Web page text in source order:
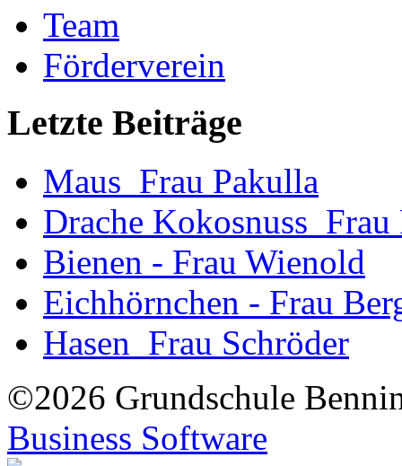
Team
Förderverein
Letzte Beiträge
Maus_Frau Pakulla
Drache
Bienen - Frau Wienold
Eichhörnchen - Frau
Hasen_Frau Schröder
©2026 Grundschule
Business Software